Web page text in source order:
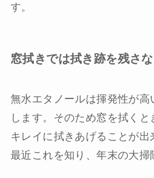
す。
窓拭きでは拭き跡を残さな
無水エタノールは揮発性が高
します。そのため窓を拭く
キレイに拭きあげることが出
最近これを知り、年末の大掃